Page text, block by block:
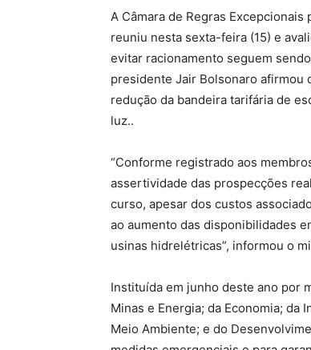
A Câmara de Regras
reuniu nesta sexta-feira (15) e
evitar racionamento seguem
presidente Jair Bolsonaro afirmou
redução da bandeira tarifária de
luz..
“Conforme registrado aos
assertividade das prospecções
curso, apesar dos custos
ao aumento das disponibilidades
usinas hidrelétricas”, informou o
Instituída em junho deste ano por
Minas e Energia; da Economia; da
Meio Ambiente; e do